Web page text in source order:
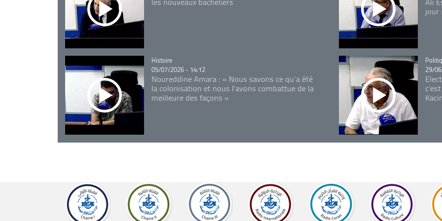
jour
Catégorie
Histoire
05/07/2026 - 14:12
Noureddine Amara : « Nous savons ce qu’a été
la colonisation et nous l’avons combattue de la
meilleure des façons »
29/